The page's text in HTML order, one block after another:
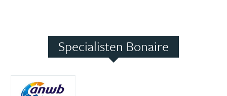
Specialisten Bonaire